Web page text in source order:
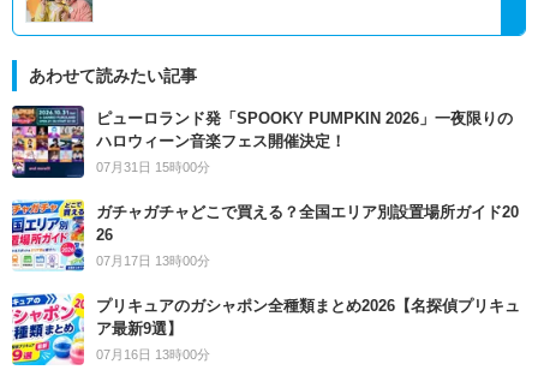
あわせて読みたい記事
ピューロランド発「SPOOKY PUMPKIN 2026」一夜限りの
ハロウィーン音楽フェス開催決定！
07月31日 15時00分
ガチャガチャどこで買える？全国エリア別設置場所ガイド20
26
07月17日 13時00分
プリキュアのガシャポン全種類まとめ2026【名探偵プリキュ
ア最新9選】
07月16日 13時00分